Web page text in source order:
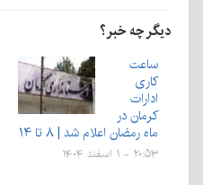
دیگر چه خبر؟
ساعت
کاری
ادارات
کرمان در
ماه رمضان اعلام شد | ۸ تا ۱۴
۲۰:۵۳ - ۱ اسفند ۱۴۰۴